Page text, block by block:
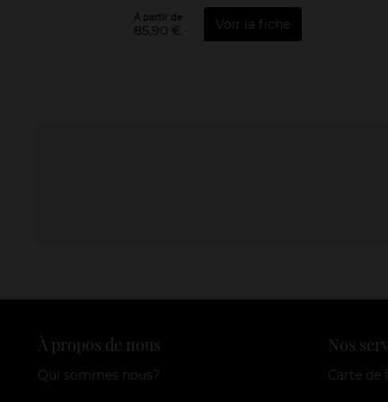
À partir de
85,90 € Voir la fiche
À propos de nous
Qui sommes nous?
Nos
Carte de